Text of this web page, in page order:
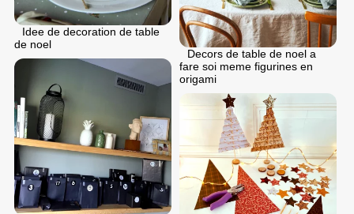
Idee de decoration de table
de noel
Decors de table de noel a
fare soi meme figurines en
origami